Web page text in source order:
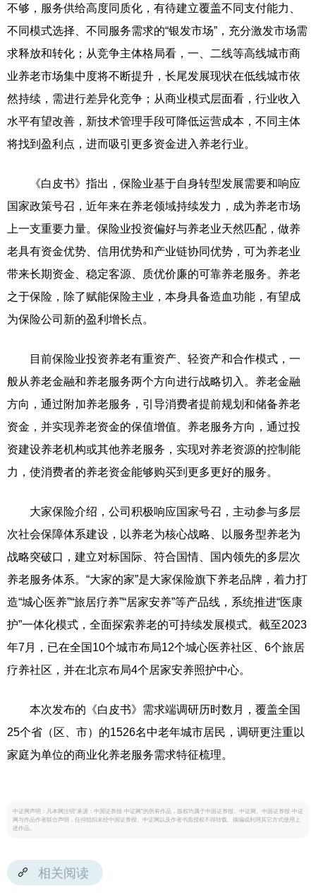
不够，服务供给高度同质化，有待建立覆盖不同支付能力、
不同模式选择、不同服务需求的“银发市场”，充分激发市场需
求释放和转化；从竞争主体格局看，一、二线等高线城市商
业养老市场集中度将不断提升，长尾发展现状在低线城市依
然持续，需进行差异化竞争；从商业模式层面看，行业收入
水平有望改善，新技术管理手段可降低运营成本，不同主体
将找到盈利点，进而吸引更多资金进入养老行业。
《白皮书》指出，保险业基于自身转型发展需要和响应
国家政策号召，近年来在养老领域持续发力，成为养老市场
上一支重要力量。保险业投资偏好与养老业天然匹配，做养
老具有资金优势、信用优势和产业链协同优势，可为养老业
带来长期资金、稳定客源、质优价廉的可靠养老服务。养老
之于保险，除了赋能保险主业，本身具备造血功能，有望成
为保险公司新的盈利增长点。
目前保险业投资养老有重资产、轻资产和合作模式，一
般从养老金融和养老服务两个方向进行战略切入。养老金融
方向，通过附加养老服务，引导消费者提前规划和储备养老
资金，并实现养老资金的保值增值。养老服务方向，通过投
资建设养老机构或其他养老服务，实现对养老资源的控制能
力，使消费者的养老资金能够购买到更多更好的服务。
大家保险介绍，公司积极响应国家号召，主动参与多层
次社会保障体系建设，以养老为核心战略、以服务型养老为
战略突破口，建立对标国际、符合国情、国内领先的多层次
养老服务体系。“大家的家”是大家保险旗下养老品牌，着力打
造“城心医养”“旅居疗养”“居家安养”等产品线，系统推进“医康
护”一体化模式，全面探索养老的可持续发展模式。截至2023
年7月，已在全国10个城市布局12个城心医养社区、6个旅居
疗养社区，并在北京布局4个居家安养照护中心。
本次发布的《白皮书》需求端调研历时数月，覆盖全国
25个省（区、市）的1526名中老年城市居民，调研更注重以
家庭为单位的商业化养老服务需求特征梳理。
中证网声明：凡本网注明“来源：中国证券报·中证网”的所有作品，版权均属于中国证券报、中证网。中国证券报·中证
网与作品作者联合声明，任何组织未经中国证券报、中证网以及作者书面授权不得转载、摘编或利用其它方式使用上
述作品。
相关阅读